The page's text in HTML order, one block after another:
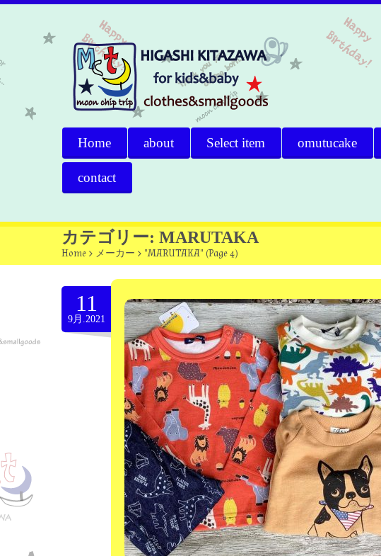
Home about Select item omutucake
contact
カテゴリー: MARUTAKA
Home > メーカー > "MARUTAKA" (Page 4)
11
9月.2021